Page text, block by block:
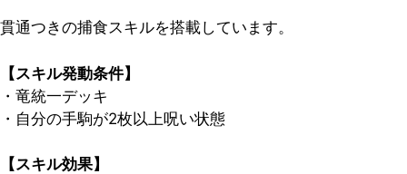
貫通つきの捕食スキルを搭載しています。
【スキル発動条件】
・竜統一デッキ
・自分の手駒が2枚以上呪い状態
【スキル効果】